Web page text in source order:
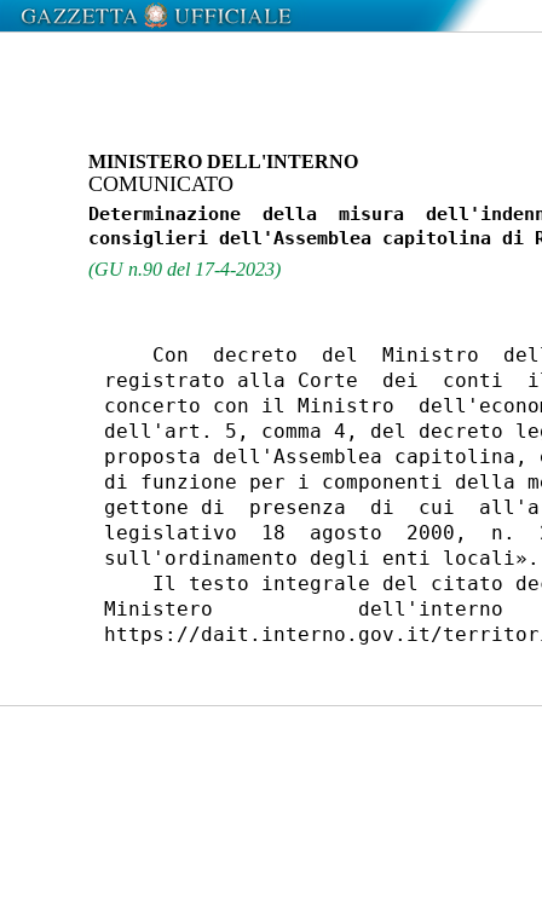
MINISTERO DELL'INTERNO
COMUNICATO
Determinazione  della  misura
(GU n.90 del 17-4-2023)
Con  decreto  del  Ministro
registrato alla Corte  dei  conti
concerto con il Ministro
dell'art. 5, comma 4, del decreto
proposta dell'Assemblea
di funzione per i componenti della
gettone di  presenza  di  cui
legislativo  18  agosto  2000,  n.
sull'ordinamento degli enti
Il testo integrale del citato
Ministero